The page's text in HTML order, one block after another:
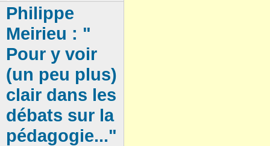
Philippe
Meirieu : "
Pour y voir
(un peu plus)
clair dans les
débats sur la
pédagogie..."